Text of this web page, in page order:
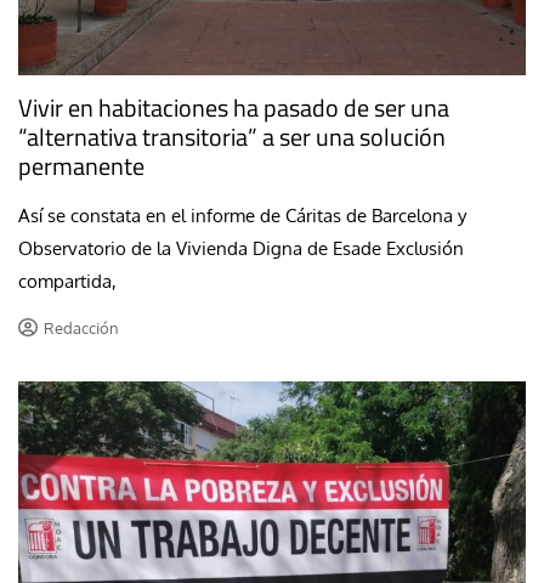
Vivir en habitaciones ha pasado de ser una
“alternativa transitoria” a ser una solución
permanente
Así se constata en el informe de Cáritas de Barcelona y
Observatorio de la Vivienda Digna de Esade Exclusión
compartida,
Redacción